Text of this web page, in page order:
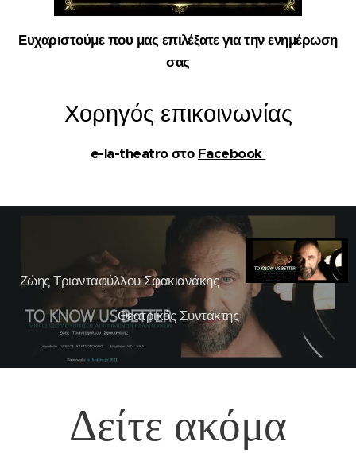
Ευχαριστούμε που μας επιλέξατε για την ενημέρωση
σας
Χορηγός επικοινωνίας
e-la-theatro στο Facebook
Ζώης Τριανταφύλλου Σφακιανάκης
Θεατρικός Συντάκτης
Δείτε ακόμα